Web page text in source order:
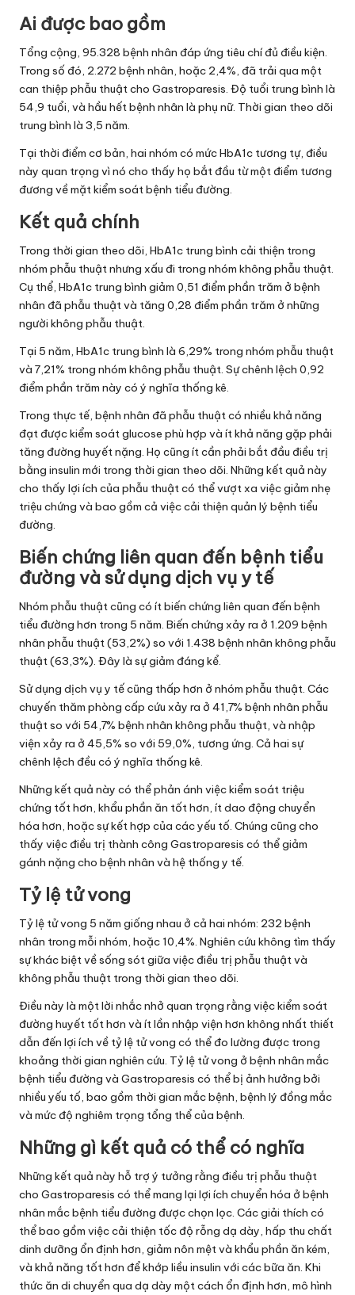
Ai được bao gồm
Tổng cộng, 95.328 bệnh nhân đáp ứng tiêu chí đủ điều kiện.
Trong số đó, 2.272 bệnh nhân, hoặc 2,4%, đã trải qua một
can thiệp phẫu thuật cho Gastroparesis. Độ tuổi trung bình là
54,9 tuổi, và hầu hết bệnh nhân là phụ nữ. Thời gian theo dõi
trung bình là 3,5 năm.
Tại thời điểm cơ bản, hai nhóm có mức HbA1c tương tự, điều
này quan trọng vì nó cho thấy họ bắt đầu từ một điểm tương
đương về mặt kiểm soát bệnh tiểu đường.
Kết quả chính
Trong thời gian theo dõi, HbA1c trung bình cải thiện trong
nhóm phẫu thuật nhưng xấu đi trong nhóm không phẫu thuật.
Cụ thể, HbA1c trung bình giảm 0,51 điểm phần trăm ở bệnh
nhân đã phẫu thuật và tăng 0,28 điểm phần trăm ở những
người không phẫu thuật.
Tại 5 năm, HbA1c trung bình là 6,29% trong nhóm phẫu thuật
và 7,21% trong nhóm không phẫu thuật. Sự chênh lệch 0,92
điểm phần trăm này có ý nghĩa thống kê.
Trong thực tế, bệnh nhân đã phẫu thuật có nhiều khả năng
đạt được kiểm soát glucose phù hợp và ít khả năng gặp phải
tăng đường huyết nặng. Họ cũng ít cần phải bắt đầu điều trị
bằng insulin mới trong thời gian theo dõi. Những kết quả này
cho thấy lợi ích của phẫu thuật có thể vượt xa việc giảm nhẹ
triệu chứng và bao gồm cả việc cải thiện quản lý bệnh tiểu
đường.
Biến chứng liên quan đến bệnh tiểu
đường và sử dụng dịch vụ y tế
Nhóm phẫu thuật cũng có ít biến chứng liên quan đến bệnh
tiểu đường hơn trong 5 năm. Biến chứng xảy ra ở 1.209 bệnh
nhân phẫu thuật (53,2%) so với 1.438 bệnh nhân không phẫu
thuật (63,3%). Đây là sự giảm đáng kể.
Sử dụng dịch vụ y tế cũng thấp hơn ở nhóm phẫu thuật. Các
chuyến thăm phòng cấp cứu xảy ra ở 41,7% bệnh nhân phẫu
thuật so với 54,7% bệnh nhân không phẫu thuật, và nhập
viện xảy ra ở 45,5% so với 59,0%, tương ứng. Cả hai sự
chênh lệch đều có ý nghĩa thống kê.
Những kết quả này có thể phản ánh việc kiểm soát triệu
chứng tốt hơn, khẩu phần ăn tốt hơn, ít dao động chuyển
hóa hơn, hoặc sự kết hợp của các yếu tố. Chúng cũng cho
thấy việc điều trị thành công Gastroparesis có thể giảm
gánh nặng cho bệnh nhân và hệ thống y tế.
Tỷ lệ tử vong
Tỷ lệ tử vong 5 năm giống nhau ở cả hai nhóm: 232 bệnh
nhân trong mỗi nhóm, hoặc 10,4%. Nghiên cứu không tìm thấy
sự khác biệt về sống sót giữa việc điều trị phẫu thuật và
không phẫu thuật trong thời gian theo dõi.
Điều này là một lời nhắc nhở quan trọng rằng việc kiểm soát
đường huyết tốt hơn và ít lần nhập viện hơn không nhất thiết
dẫn đến lợi ích về tỷ lệ tử vong có thể đo lường được trong
khoảng thời gian nghiên cứu. Tỷ lệ tử vong ở bệnh nhân mắc
bệnh tiểu đường và Gastroparesis có thể bị ảnh hưởng bởi
nhiều yếu tố, bao gồm thời gian mắc bệnh, bệnh lý đồng mắc
và mức độ nghiêm trọng tổng thể của bệnh.
Những gì kết quả có thể có nghĩa
Những kết quả này hỗ trợ ý tưởng rằng điều trị phẫu thuật
cho Gastroparesis có thể mang lại lợi ích chuyển hóa ở bệnh
nhân mắc bệnh tiểu đường được chọn lọc. Các giải thích có
thể bao gồm việc cải thiện tốc độ rỗng dạ dày, hấp thu chất
dinh dưỡng ổn định hơn, giảm nôn mệt và khẩu phần ăn kém,
và khả năng tốt hơn để khớp liều insulin với các bữa ăn. Khi
thức ăn di chuyển qua dạ dày một cách ổn định hơn, mô hình